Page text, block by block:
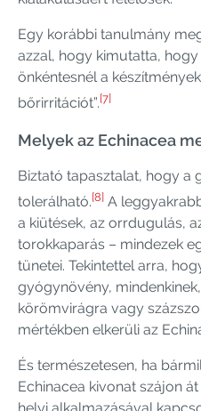
Egy korábbi tanulmány
azzal, hogy kimutatta,
önkéntesnél a
bőrirritációt”.[7]
Melyek az Echinacea
Biztató tapasztalat, hogy a
tolerálható.[8] A
a kiütések, az orrdugulás,
torokkaparás – mindezek
tünetei. Tekintettel arra,
gyógynövény,
körömvirágra vagy
mértékben elkerüli az
És természetesen, ha
Echinacea kivonat szájon